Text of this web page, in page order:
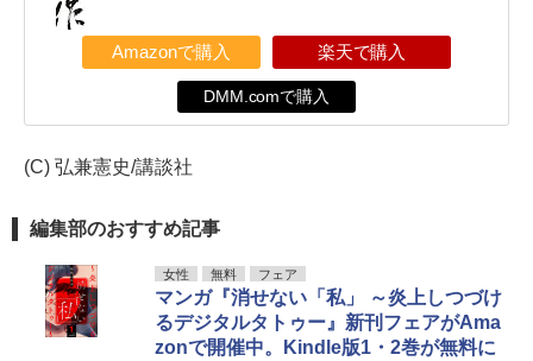
Amazonで購入 楽天で購入
DMM.comで購入
(C) 弘兼憲史/講談社
編集部のおすすめ記事
女性 無料 フェア
マンガ『消せない「私」 ～炎上しつづけ
るデジタルタトゥー』新刊フェアがAma
zonで開催中。Kindle版1・2巻が無料に